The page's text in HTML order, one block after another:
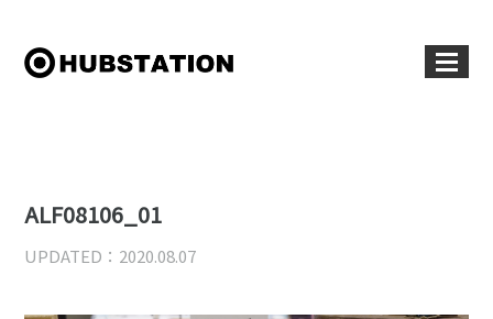
ALF08106_01
UPDATED：2020.08.07